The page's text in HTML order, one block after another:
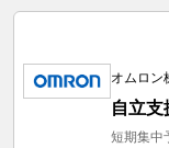
オムロン
自立支
短期集中